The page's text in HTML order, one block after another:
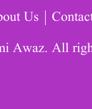
Us
Awaz. All